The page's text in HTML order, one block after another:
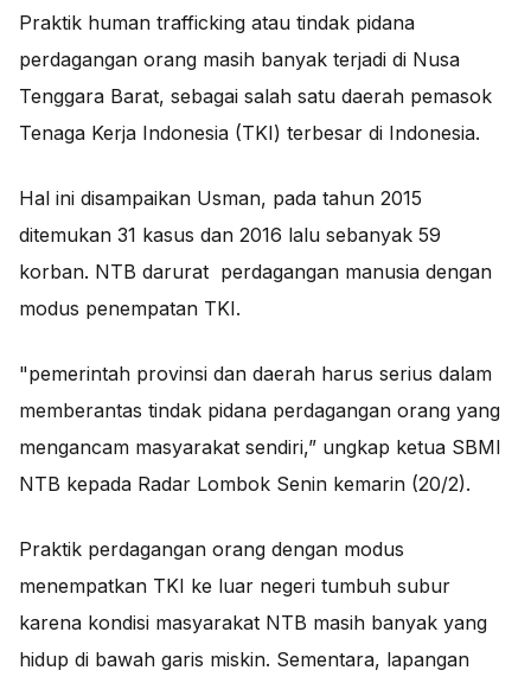
Praktik human trafficking atau tindak pidana
perdagangan orang masih banyak terjadi di Nusa
Tenggara Barat, sebagai salah satu daerah pemasok
Tenaga Kerja Indonesia (TKI) terbesar di Indonesia.
Hal ini disampaikan Usman, pada tahun 2015
ditemukan 31 kasus dan 2016 lalu sebanyak 59
korban. NTB darurat perdagangan manusia dengan
modus penempatan TKI.
"pemerintah provinsi dan daerah harus serius dalam
memberantas tindak pidana perdagangan orang yang
mengancam masyarakat sendiri,” ungkap ketua SBMI
NTB kepada Radar Lombok Senin kemarin (20/2).
Praktik perdagangan orang dengan modus
menempatkan TKI ke luar negeri tumbuh subur
karena kondisi masyarakat NTB masih banyak yang
hidup di bawah garis miskin. Sementara, lapangan